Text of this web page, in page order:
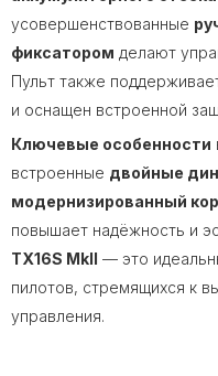
усовершенствованные
фиксатором делают
Пульт также
и оснащен встроенной
Ключевые особенности
встроенные двойные
модернизированный
повышает надёжность и
TX16S MkII — это
пилотов, стремящихся к
управления.